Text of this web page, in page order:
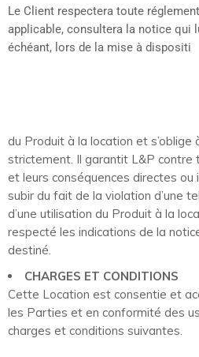
Le Client respectera toute
applicable, consultera la notice qui
échéant, lors de la mise à dispositi
du Produit à la location et s’oblige
strictement. Il garantit L&P contre
et leurs conséquences directes ou
subir du fait de la violation d’une
d’une utilisation du Produit à la
respecté les indications de la
destiné.
CHARGES ET CONDITIONS
Cette Location est consentie et
les Parties et en conformité des
charges et conditions suivantes.